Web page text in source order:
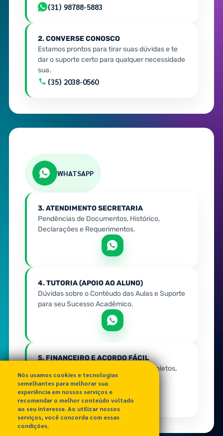
Nós usamos cookies e tecnologias
semelhantes para melhorar sua
experiência em nossos serviços e
recomendar o melhor conteúdo voltado
ao seu interesse. Ao utilizar nossos
serviços, você concorda com essas
condições.
(31) 98788-5883
2. CONVERSE CONOSCO
Estamos prontos para tirar suas dúvidas e te
dar o suporte certo para qualquer necessidade
sua.
(35) 2038-0560
WHATSAPP
3. ATENDIMENTO SECRETARIA
Pendências de Documentos, Histórico,
Declarações e Requerimentos.
4. TUTORIA (APOIO AO ALUNO)
Dúvidas sobre o Contéudo das Aulas e Suporte
para seu Sucesso Acadêmico.
5. FINANCEIRO E ACORDO FÁCIL
Pague sem dor de cabeça! 2ª via de Boletos,
Mensalidades, Negociação.